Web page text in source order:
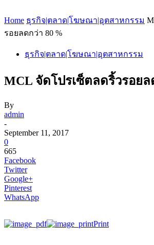
Home ธุรกิจ|ตลาด|โฆษณา|อุตสาหกรรม
รอยลดกว่า 80 %
ธุรกิจ|ตลาด|โฆษณา|อุตสาหกรรม
MCL จัดโปรเซ็ตลดริ้วรอยล
By
admin
-
September 11, 2017
0
665
Facebook
Twitter
Google+
Pinterest
WhatsApp
Print